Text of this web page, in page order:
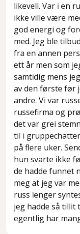
likevell. Var i en
ikke ville være
god energi og
med. Jeg ble
fra en annen
ett år men som
samtidig mens
av den første før
andre. Vi var
russefirma og
det var grei
til i
på flere uker.
hun svarte ikke
de hadde funnet
meg at jeg var
russ lenger
jeg hadde så tillit
egentlig har